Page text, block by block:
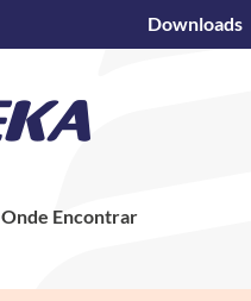
Downloads
Onde Encontrar